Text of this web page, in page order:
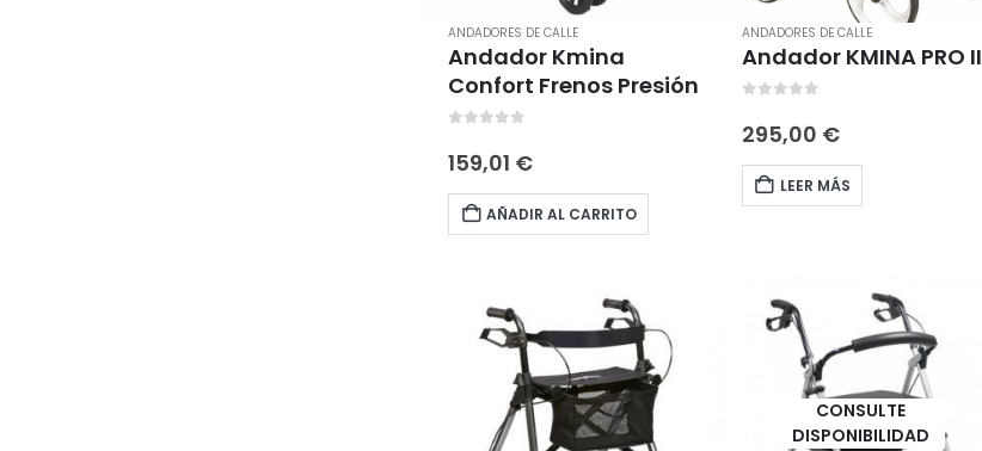
ANDADORES DE CALLE
Andador Kmina
Confort Frenos Presión
159,01 €
AÑADIR AL CARRITO
ANDADORES DE CALLE
Andador KMINA PRO II
295,00 €
LEER MÁS
CONSULTE
DISPONIBILIDAD